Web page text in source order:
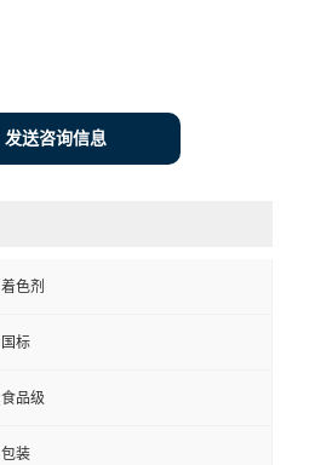
发送咨询信息
着色剂
国标
食品级
包装